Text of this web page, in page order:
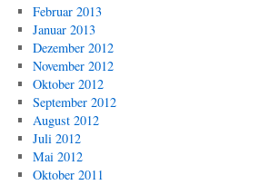
Februar 2013
Januar 2013
Dezember 2012
November 2012
Oktober 2012
September 2012
August 2012
Juli 2012
Mai 2012
Oktober 2011